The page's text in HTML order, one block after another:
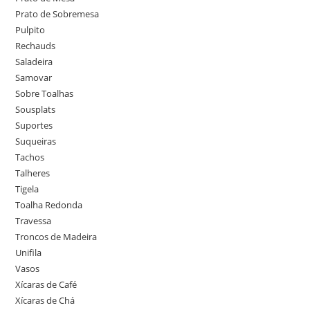
Prato de Sobremesa
Pulpito
Rechauds
Saladeira
Samovar
Sobre Toalhas
Sousplats
Suportes
Suqueiras
Tachos
Talheres
Tigela
Toalha Redonda
Travessa
Troncos de Madeira
Unifila
Vasos
Xícaras de Café
Xícaras de Chá